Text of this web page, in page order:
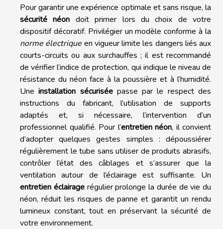
Pour garantir une expérience optimale et sans risque, la
sécurité néon doit primer lors du choix de votre
dispositif décoratif. Privilégier un modèle conforme à la
norme électrique en vigueur limite les dangers liés aux
courts-circuits ou aux surchauffes ; il est recommandé
de vérifier l’indice de protection, qui indique le niveau de
résistance du néon face à la poussière et à l’humidité.
Uneinstallation sécuriséepasse par le respect des
instructions du fabricant, l’utilisation de supports
adaptés et, si nécessaire, l’intervention d’un
professionnel qualifié. Pour l’entretien néon, il convient
d’adopter quelques gestes simples : dépoussiérer
régulièrement le tube sans utiliser de produits abrasifs,
contrôler l’état des câblages et s’assurer que la
ventilation autour de l’éclairage est suffisante. Un
entretien éclairagerégulier prolonge la durée de vie du
néon, réduit les risques de panne et garantit un rendu
lumineux constant, tout en préservant la sécurité de
votre environnement.